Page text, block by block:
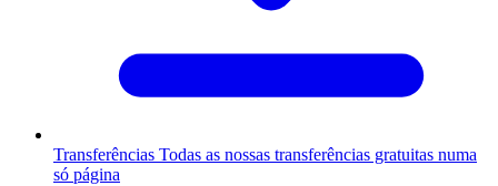
Transferências Todas as nossas transferências gratuitas numa
só página